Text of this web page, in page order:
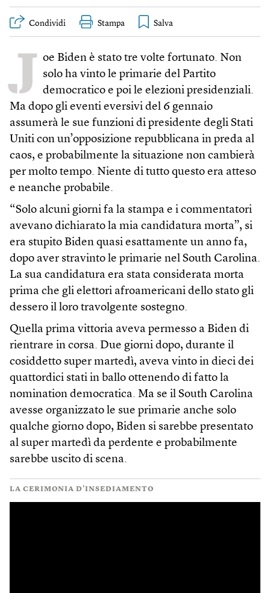
Condividi Stampa
J oe Biden è stato tre volte fortunato. Non
solo ha vinto le primarie del Partito
democratico e poi le elezioni presidenziali.
Ma dopo gli eventi eversivi del 6 gennaio
assumerà le sue funzioni di presidente degli Stati
Uniti con un’opposizione repubblicana in preda al
caos, e probabilmente la situazione non cambierà
per molto tempo. Niente di tutto questo era atteso
e neanche probabile.
“Solo alcuni giorni fa la stampa e i commentatori
avevano dichiarato la mia candidatura morta”, si
era stupito Biden quasi esattamente un anno fa,
dopo aver stravinto le primarie nel South Carolina.
La sua candidatura era stata considerata morta
prima che gli elettori afroamericani dello stato gli
dessero il loro travolgente sostegno.
Quella prima vittoria aveva permesso a Biden di
rientrare in corsa. Due giorni dopo, durante il
cosiddetto super martedì, aveva vinto in dieci dei
quattordici stati in ballo ottenendo di fatto la
nomination democratica. Ma se il South Carolina
avesse organizzato le sue primarie anche solo
qualche giorno dopo, Biden si sarebbe presentato
al super martedì da perdente e probabilmente
sarebbe uscito di scena.
LA CERIMONIA D’INSEDIAMENTO